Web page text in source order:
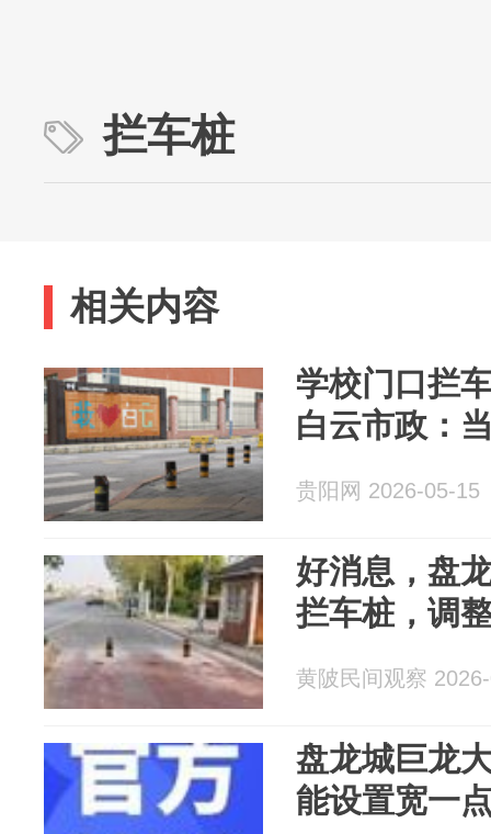
拦车桩
相关内容
学校门口拦
白云市政：
贵阳网 2026-05-15
好消息，盘
拦车桩，调
黄陂民间观察
盘龙城巨龙
能设置宽一